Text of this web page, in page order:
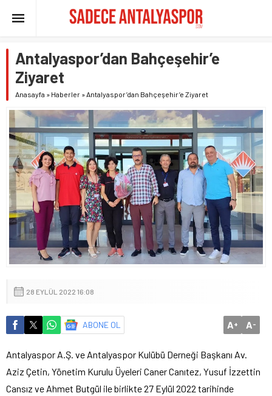
Antalyaspor’dan Bahçeşehir’e
Ziyaret
Anasayfa » Haberler »Antalyaspor’dan Bahçeşehir’e Ziyaret
28 EYLÜL 2022 16:08
ABONE OL A+ A-
Antalyaspor A.Ş. ve Antalyaspor Kulübü Derneği Başkanı Av.
Aziz Çetin, Yönetim Kurulu Üyeleri Caner Canıtez, Yusuf İzzettin
Cansız ve Ahmet Butgül ile birlikte 27 Eylül 2022 tarihinde